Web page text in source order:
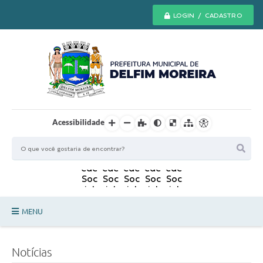
LOGIN / CADASTRO
Acessibilidade
MENU
Notícias